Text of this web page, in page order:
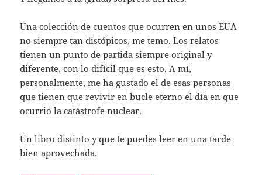
Una colección de cuentos que ocurren en unos EUA
no siempre tan distópicos, me temo. Los relatos
tienen un punto de partida siempre original y
diferente, con lo difícil que es esto. A mí,
personalmente, me ha gustado el de esas personas
que tienen que revivir en bucle eterno el día en que
ocurrió la catástrofe nuclear.
Un libro distinto y que te puedes leer en una tarde
bien aprovechada.